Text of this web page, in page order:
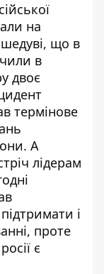
на
що в
в
двоє
термінове
А
лідерам
і
проте
є